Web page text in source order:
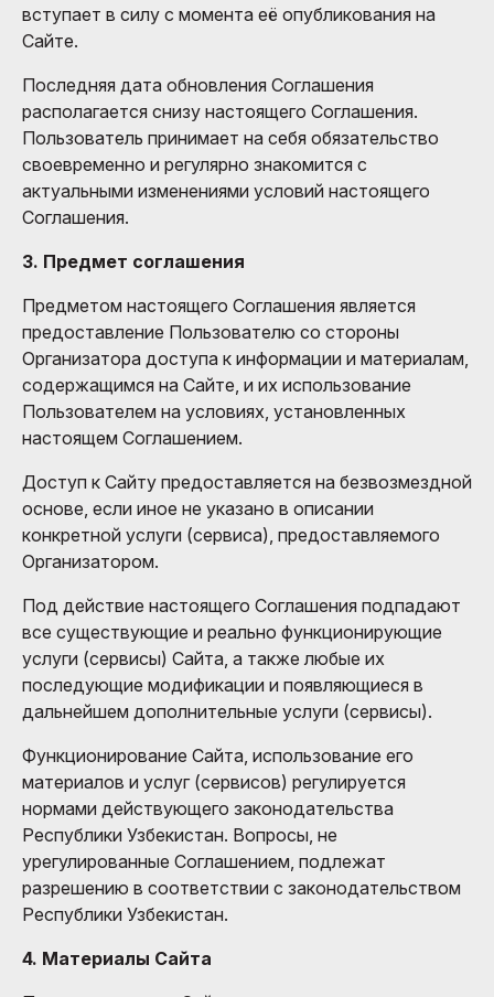
вступает в силу с момента её опубликования на
Сайте.
Последняя дата обновления Соглашения
располагается снизу настоящего Соглашения.
Пользователь принимает на себя обязательство
своевременно и регулярно знакомится с
актуальными изменениями условий настоящего
Соглашения.
3. Предмет соглашения
Предметом настоящего Соглашения является
предоставление Пользователю со стороны
Организатора доступа к информации и материалам,
содержащимся на Сайте, и их использование
Пользователем на условиях, установленных
настоящем Соглашением.
Доступ к Сайту предоставляется на безвозмездной
основе, если иное не указано в описании
конкретной услуги (сервиса), предоставляемого
Организатором.
Под действие настоящего Соглашения подпадают
все существующие и реально функционирующие
услуги (сервисы) Сайта, а также любые их
последующие модификации и появляющиеся в
дальнейшем дополнительные услуги (сервисы).
Функционирование Сайта, использование его
материалов и услуг (сервисов) регулируется
нормами действующего законодательства
Республики Узбекистан. Вопросы, не
урегулированные Соглашением, подлежат
разрешению в соответствии с законодательством
Республики Узбекистан.
4. Материалы Сайта